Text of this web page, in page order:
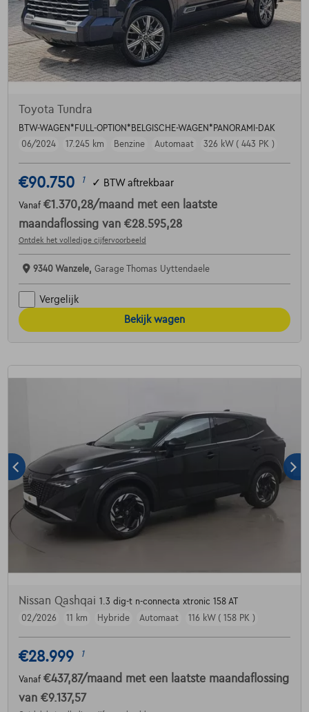
Toyota Tundra
BTW-WAGEN*FULL-OPTION*BELGISCHE-WAGEN*PANORAMI-DAK
06/2024
17.245 km Benzine Automaat 326 kW ( 443 PK )
€90.750 1 ✓ BTW aftrekbaar
Vanaf €1.370,28/maand met een laatste
maandaflossing van €28.595,28
Ontdek het volledige cijfervoorbeeld
9340 Wanzele, Garage Thomas Uyttendaele
Vergelijk
Bekijk wagen
Nissan Qashqai 1.3 dig-t n-connecta xtronic 158 AT
02/2026
11 km Hybride Automaat 116 kW ( 158 PK )
€28.999 1
Vanaf €437,87/maand met een laatste maandaflossing
van €9.137,57